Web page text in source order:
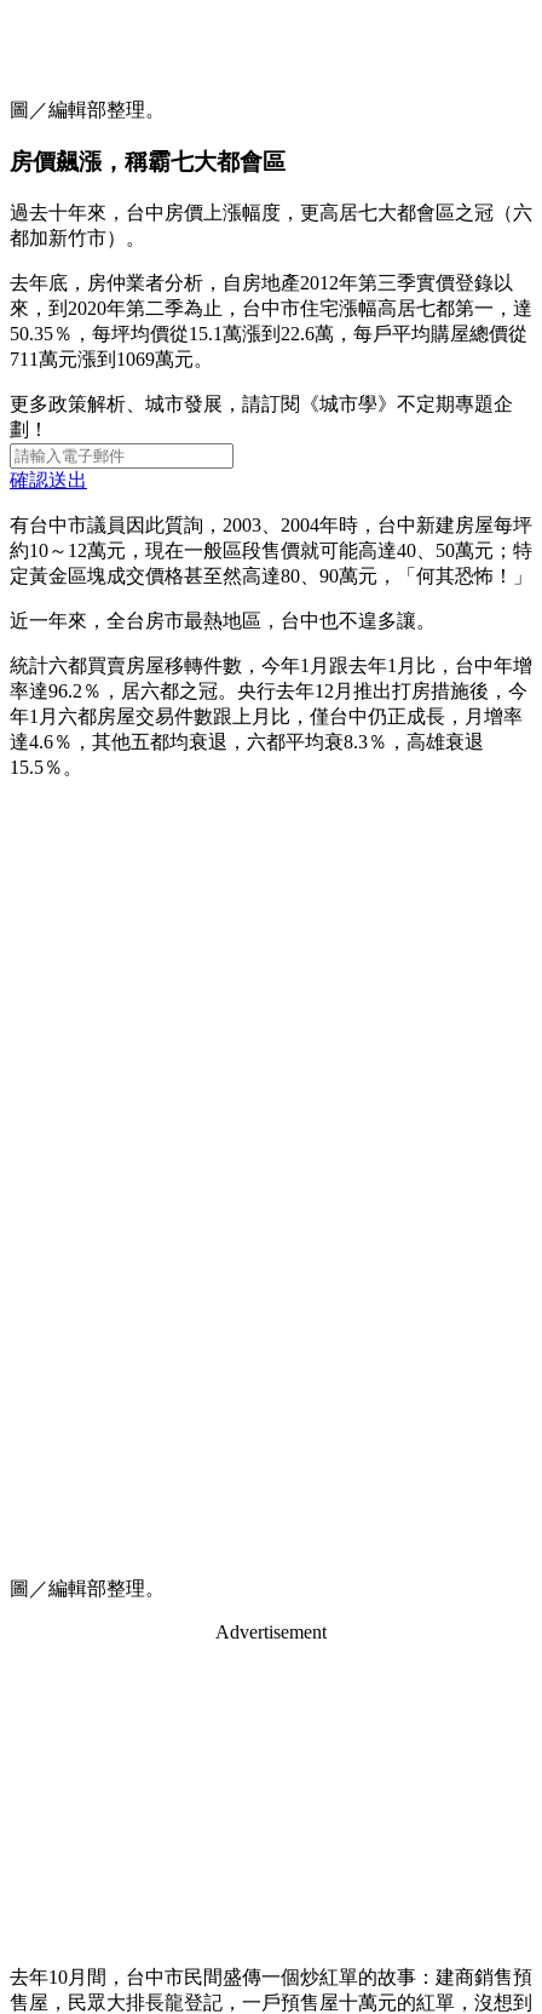
圖／編輯部整理。
房價飆漲，稱霸七大都會區
過去十年來，台中房價上漲幅度，更高居七大都會區之冠（六
都加新竹市）。
去年底，房仲業者分析，自房地產2012年第三季實價登錄以
來，到2020年第二季為止，台中市住宅漲幅高居七都第一，達
50.35％，每坪均價從15.1萬漲到22.6萬，每戶平均購屋總價從
711萬元漲到1069萬元。
更多政策解析、城市發展，請訂閱《城市學》不定期專題企
劃！
確認送出
有台中市議員因此質詢，2003、2004年時，台中新建房屋每坪
約10～12萬元，現在一般區段售價就可能高達40、50萬元；特
定黃金區塊成交價格甚至然高達80、90萬元，「何其恐怖！」
近一年來，全台房市最熱地區，台中也不遑多讓。
統計六都買賣房屋移轉件數，今年1月跟去年1月比，台中年增
率達96.2％，居六都之冠。央行去年12月推出打房措施後，今
年1月六都房屋交易件數跟上月比，僅台中仍正成長，月增率
達4.6％，其他五都均衰退，六都平均衰8.3％，高雄衰退
15.5％。
圖／編輯部整理。
Advertisement
去年10月間，台中市民間盛傳一個炒紅單的故事：建商銷售預
售屋，民眾大排長龍登記，一戶預售屋十萬元的紅單，沒想到